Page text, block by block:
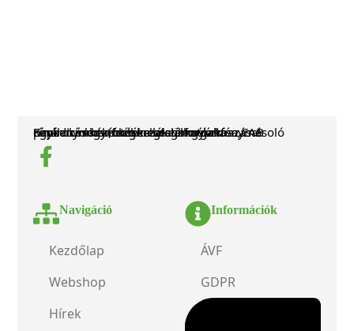
Egyedi címkék, festékszalagok gyártása, CAB címkenyomtatók és kellékeik forgalmazása! Kínálatunkban még megtalálhatóak fénymásoló papírok és egyéb tekercses termékek.
Navigáció
Kezdőlap
Webshop
Hírek
Információk
ÁVF
GDPR